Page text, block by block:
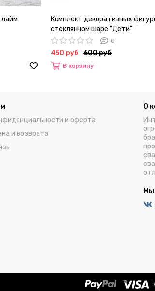
лайм
Комплект декоративных
стеклянном шаре "Дети"
0
450 руб 600 руб
В корзину
и оферта
и возврата
О
Мы